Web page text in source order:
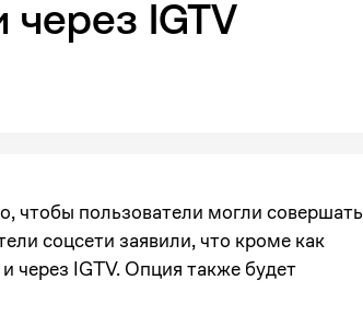
через IGTV
чтобы пользователи могли совершать
соцсети заявили, что кроме как
через IGTV. Опция также будет